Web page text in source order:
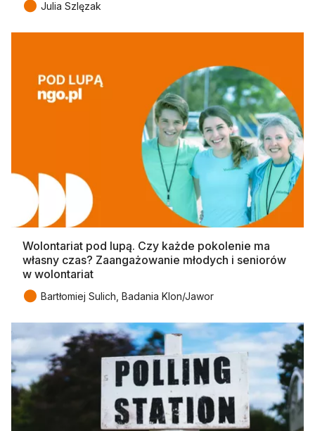
● Julia Szlęzak
Wolontariat pod lupą. Czy każde pokolenie ma
własny czas? Zaangażowanie młodych i seniorów
w wolontariat
● Bartłomiej Sulich, Badania Klon/Jawor